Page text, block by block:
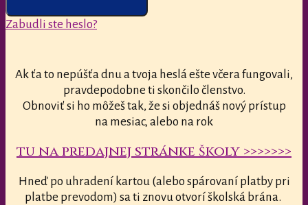
Zabudli ste heslo?
Ak ťa to nepúšťa dnu a tvoja heslá ešte včera fungovali,
pravdepodobne ti skončilo členstvo.
Obnoviť si ho môžeš tak, že si objednáš nový prístup
na mesiac, alebo na rok
tu na predajnej stránke školy >>>>>>>
Hneď po uhradení kartou (alebo spárovaní platby pri
platbe prevodom) sa ti znovu otvorí školská brána.